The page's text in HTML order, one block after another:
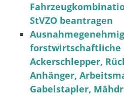
StVZO beantragen
forstwirtschaftliche
Ackerschlepper,
Anhänger,
Gabelstapler,